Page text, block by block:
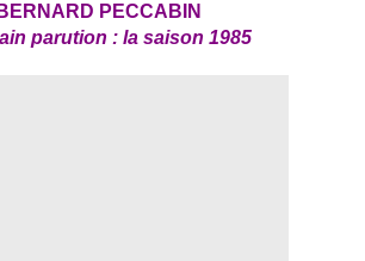
BERNARD PECCABIN
parution : la saison 1985